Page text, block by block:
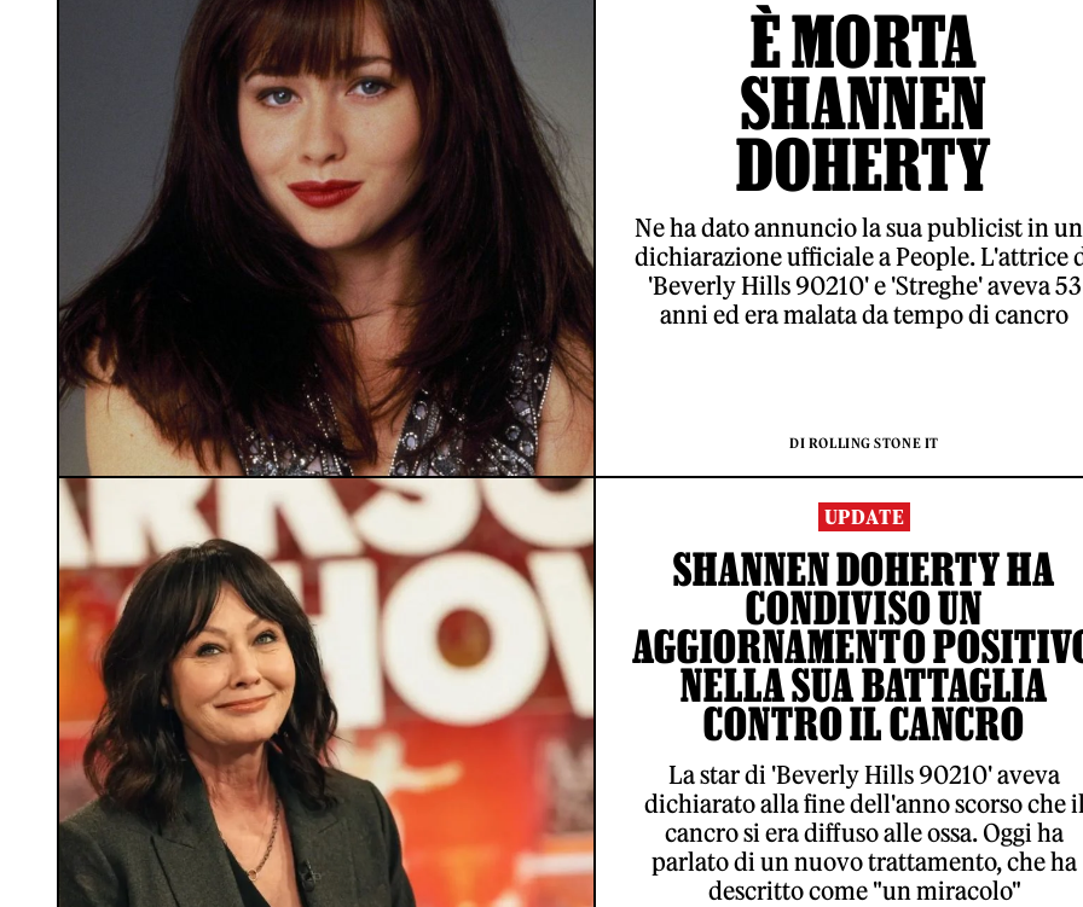
È MORTA
SHANNEN
DOHERTY
Ne ha dato annuncio la sua publicist in
dichiarazione ufficiale a People. L'attrice
'Beverly Hills 90210' e 'Streghe' aveva 53
anni ed era malata da tempo di cancro
DI ROLLING STONE IT
UPDATE
SHANNEN DOHERTY HA
CONDIVISO UN
AGGIORNAMENTO
NELLA SUA BATTAGLIA
CONTRO IL CANCRO
La star di 'Beverly Hills 90210' aveva
dichiarato alla fine dell'anno scorso che
cancro si era diffuso alle ossa. Oggi ha
parlato di un nuovo trattamento, che ha
descritto come "un miracolo"